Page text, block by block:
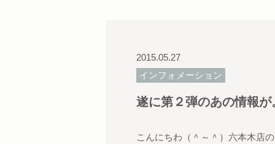
2015.05.27
インフォメーション
遂に第２弾のあの情報が
こんにちわ（＾～＾）六本木店